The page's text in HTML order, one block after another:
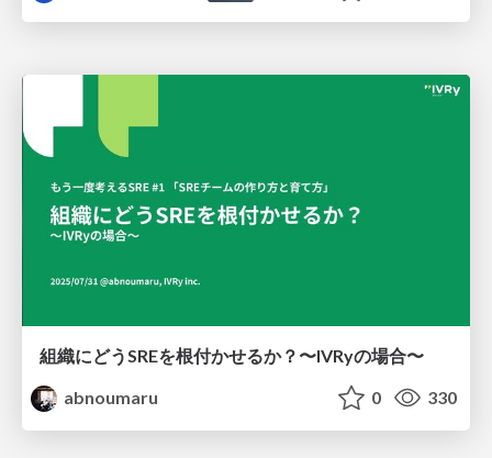
組織にどうSREを根付かせるか？〜IVRyの場合〜
abnoumaru
0 330